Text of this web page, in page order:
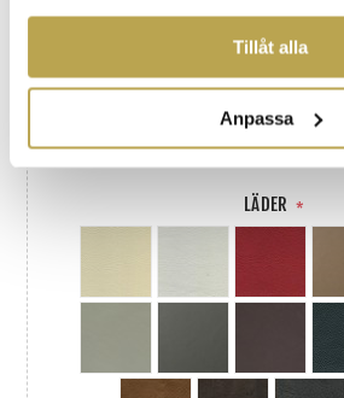
SAMLAT IN NÄR DU HAR ANVÄNT
Tillåt alla
Anpassa
LÄDER *